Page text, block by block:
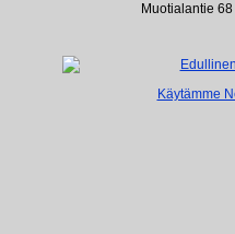
Muotialantie
Käytämme